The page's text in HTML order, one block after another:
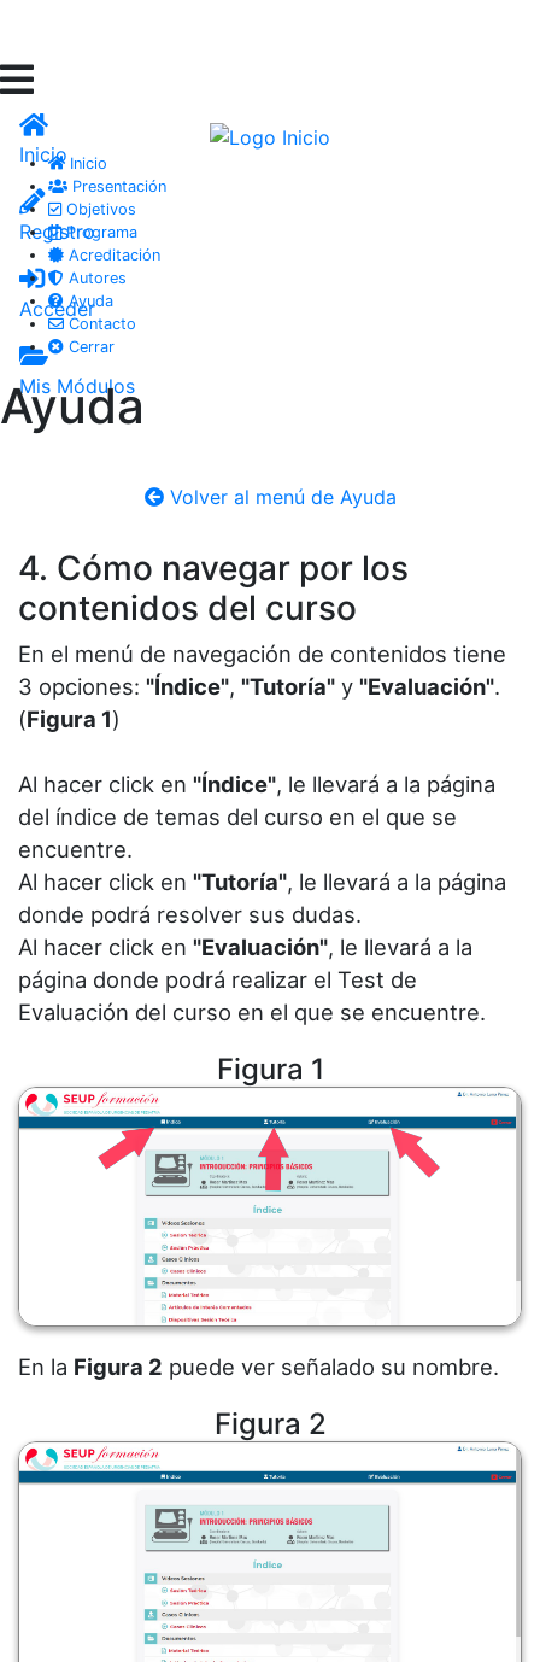
Inicio
Registro
Acceder
Mis Módulos
Inicio
Presentación
Objetivos
Programa
Acreditación
Autores
Ayuda
Contacto
Cerrar
Ayuda
Volver al menú de Ayuda
4. Cómo navegar por los
contenidos del curso
En el menú de navegación de contenidos tiene
3 opciones: "Índice", "Tutoría" y "Evaluación".
(Figura 1)
Al hacer click en "Índice", le llevará a la página
del índice de temas del curso en el que se
encuentre.
Al hacer click en "Tutoría", le llevará a la página
donde podrá resolver sus dudas.
Al hacer click en "Evaluación", le llevará a la
página donde podrá realizar el Test de
Evaluación del curso en el que se encuentre.
Figura 1
En la Figura 2 puede ver señalado su nombre.
Figura 2